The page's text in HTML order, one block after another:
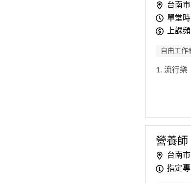
台南
單堂
上課
自由工作
1. 流行樂
營養師
台南
指定